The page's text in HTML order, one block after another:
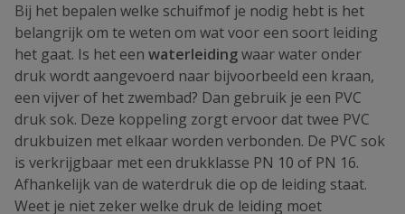
Bij het bepalen welke schuifmof je nodig hebt is het
belangrijk om te weten om wat voor een soort leiding
het gaat. Is het een waterleidingwaar water onder
druk wordt aangevoerd naar bijvoorbeeld een kraan,
een vijver of het zwembad? Dan gebruik je een PVC
druk sok. Deze koppeling zorgt ervoor dat twee PVC
drukbuizen met elkaar worden verbonden. De PVC sok
is verkrijgbaar met een drukklasse PN 10 of PN 16.
Afhankelijk van de waterdruk die op de leiding staat.
Weet je niet zeker welke druk de leiding moet